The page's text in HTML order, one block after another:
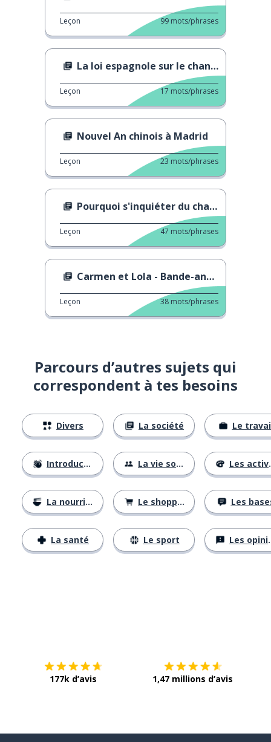
Leçon 99 mots/phrases
La loi espagnole sur le changement climatique
Leçon 17 mots/phrases
Nouvel An chinois à Madrid
Leçon 23 mots/phrases
Pourquoi s'inquiéter du changement climatique ?
Leçon 47 mots/phrases
Carmen et Lola - Bande-annonce officielle
Leçon 38 mots/phrases
Parcours d’autres sujets qui
correspondent à tes besoins
Divers
Introductions
La nourriture
La santé
La société
La vie sociale
Le shopping
Le sport
Le
Les activités
Les
Les opinions
177k d’avis 1,47 millions d’avis